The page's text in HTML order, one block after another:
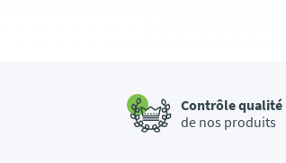
Contrôle qualité
de nos produits